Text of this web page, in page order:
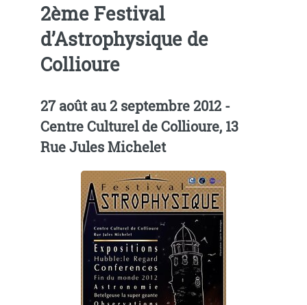
2ème Festival
d’Astrophysique de
Collioure
27 août au 2 septembre 2012 -
Centre Culturel de Collioure, 13
Rue Jules Michelet